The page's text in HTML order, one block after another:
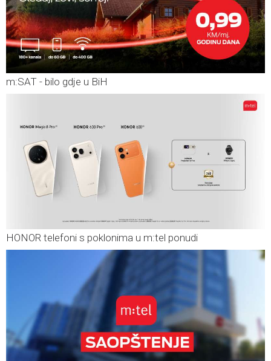
m:SAT - bilo gdje u BiH
HONOR telefoni s poklonima u m:tel ponudi